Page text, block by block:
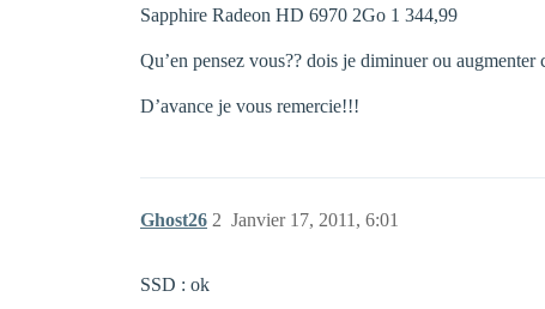
Sapphire Radeon HD 6970 2Go 1 344,99 
Qu’en pensez vous?? dois je diminuer ou
D’avance je vous remercie!!!
Ghost26 Janvier 17, 2011, 6:01
2
SSD : ok